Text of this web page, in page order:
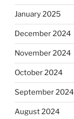
January 2025
December 2024
November 2024
October 2024
September 2024
August 2024